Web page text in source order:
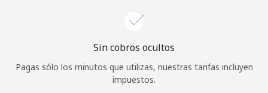
¿Olvidaste tu contraseña? →
Iniciar Sesión
Sin cobros ocultos
Pagas sólo los minutos que utilizas, nuestras tarifas incluyen
impuestos.